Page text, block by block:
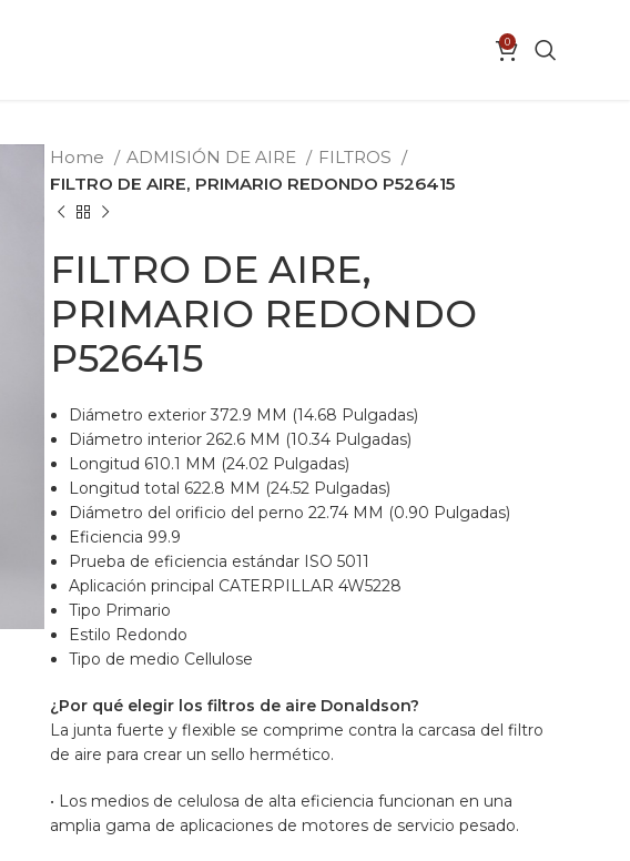
0
Home ADMISIÓN DE AIRE
FILTROS
FILTRO DE AIRE, PRIMARIO REDONDO P526415
FILTRO DE AIRE,
PRIMARIO REDONDO
P526415
Diámetro exterior 372.9 MM (14.68 Pulgadas)
Diámetro interior 262.6 MM (10.34 Pulgadas)
Longitud 610.1 MM (24.02 Pulgadas)
Longitud total 622.8 MM (24.52 Pulgadas)
Diámetro del orificio del perno 22.74 MM (0.90 Pulgadas)
Eficiencia 99.9
Prueba de eficiencia estándar ISO 5011
Aplicación principal CATERPILLAR 4W5228
Tipo Primario
Estilo Redondo
Tipo de medio Cellulose
¿Por qué elegir los filtros de aire Donaldson?
La junta fuerte y flexible se comprime contra la carcasa del filtro
de aire para crear un sello hermético.
• Los medios de celulosa de alta eficiencia funcionan en una
amplia gama de aplicaciones de motores de servicio pesado.